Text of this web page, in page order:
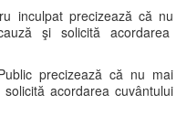
inculpat precizează că nu
şi solicită acordarea
precizează că nu mai
acordarea cuvântului